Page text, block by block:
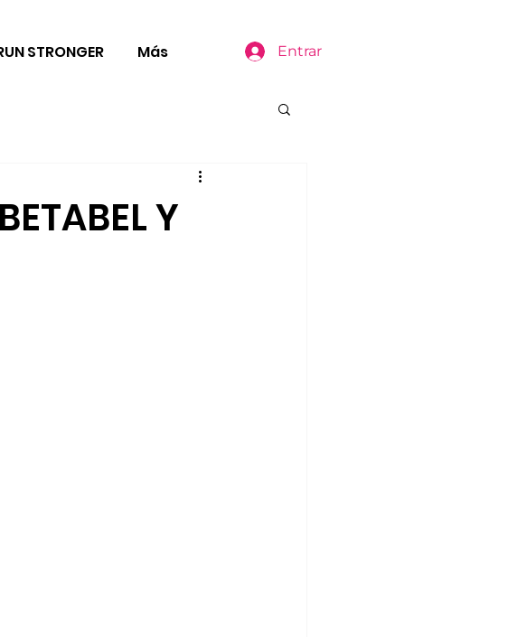
STRONGER Más Entrar
Y